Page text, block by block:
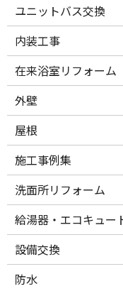
ユニットバス交換
内装工事
在来浴室リフォーム
外壁
屋根
施工事例集
洗面所リフォーム
給湯器・エコキュー
設備交換
防水